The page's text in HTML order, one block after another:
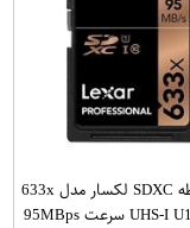
کارت حافظه SDXC لکسار مدل 633x
استاندارد UHS-I U1 سرعت 95MBps